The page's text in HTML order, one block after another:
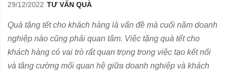
29/12/2022 TƯ VẤN QUÀ
Quà tặng tết cho khách hàng là vấn đề mà cuối năm doanh
nghiệp nào cũng phải quan tâm. Việc tặng quà tết cho
khách hàng có vai trò rất quan trọng trong việc tạo kết nối
và tăng cường mối quan hệ giữa doanh nghiệp và khách